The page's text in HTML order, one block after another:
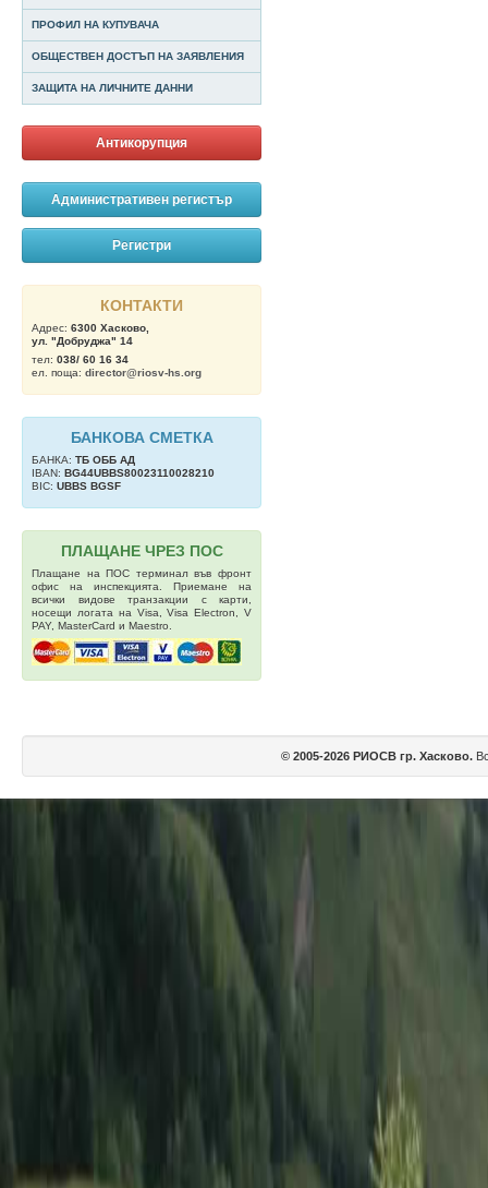
ПРОФИЛ НА КУПУВАЧА
ОБЩЕСТВЕН ДОСТЪП НА ЗАЯВЛЕНИЯ
ЗАЩИТА НА ЛИЧНИТЕ ДАННИ
Антикорупция
Административен регистър
Регистри
КОНТАКТИ
Адрес: 6300 Хасково,
ул. "Добруджа" 14
тел: 038/ 60 16 34
ел. поща: director@riosv-hs.org
БАНКОВА СМЕТКА
БАНКА: ТБ OББ АД
IBAN: BG44UBBS80023110028210
BIC: UBBS BGSF
ПЛАЩАНЕ ЧРЕЗ ПОС
Плащане на ПОС терминал във фронт
офис на инспекцията. Приемане на
всички видове транзакции с карти,
носещи логата на Visa, Visa Electron, V
PAY, MasterCard и Maestro.
© 2005-2026 РИОСВ гр. Хасково.